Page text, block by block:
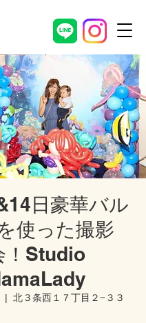
日豪華バル
使った撮影
！Studio
  |
北３条西１７丁目２−３３